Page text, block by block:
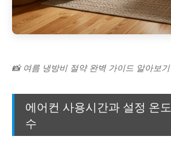
📸 여름 냉방비 절약 완벽 가이드 알아보
에어컨 사용시간과 설정 온
수